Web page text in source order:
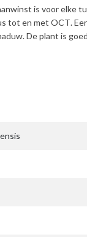
is voor elke
tot en met OCT.
De plant is